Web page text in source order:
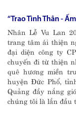
“Trao Tình Thân -
Nhân Lễ Vu Lan
trang tâm ái thiện
đại diện công ty
chuyến đi từ thiện
quê hương miền
huyện Đức Phổ,
Quảng đầy nắng
chúng tôi là lần đầu